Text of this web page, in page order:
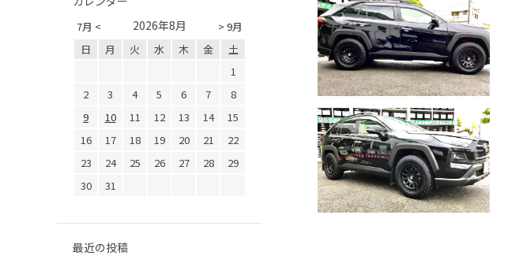
7月 < > 9月
2026年8月
日 月 火 水 木 金
土
1
2
3 4 5 6 7
8
9
10 11 12 13 14
15
16
17 18 19 20 21
22
23
24 25 26 27 28
29
30
31
最近の投稿